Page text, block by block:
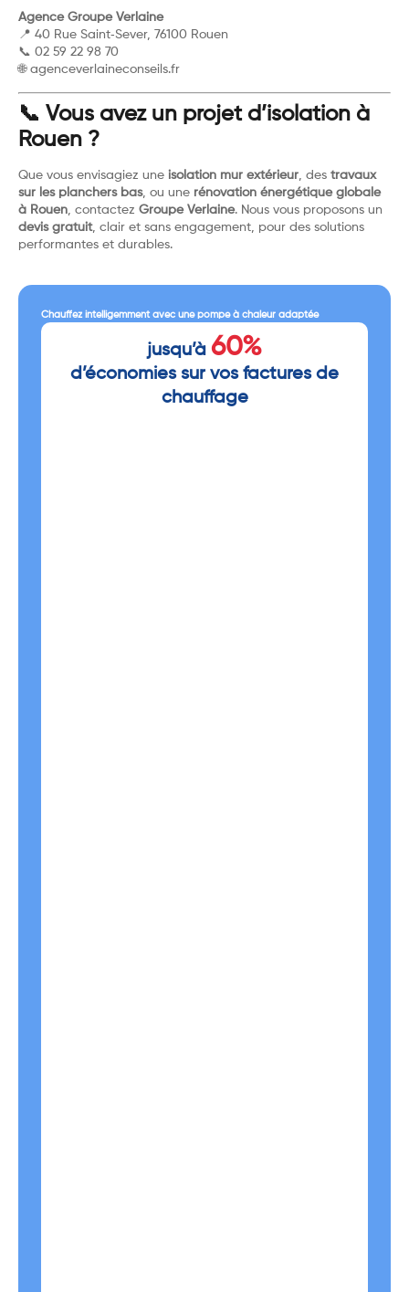
Agence Groupe Verlaine
📍 40 Rue Saint‑Sever, 76100 Rouen
📞 02 59 22 98 70
🌐 agenceverlaineconseils.fr
📞 Vous avez un projet d’isolation à
Rouen ?
Que vous envisagiez une isolation mur extérieur , des travaux
sur les planchers bas, ou une rénovation énergétique globale
à Rouen , contactez Groupe Verlaine. Nous vous proposons un
devis gratuit, clair et sans engagement, pour des solutions
performantes et durables.
Chauffez intelligemment avec une pompe à chaleur adaptée
jusqu’à 60%
d’économies sur vos factures de
chauffage